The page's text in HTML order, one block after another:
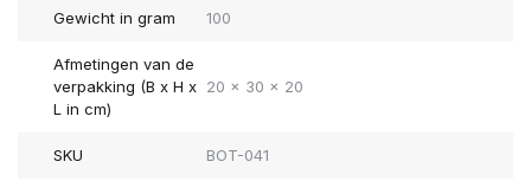
Gewicht in gram 100
Afmetingen van de
verpakking (B x H x
L in cm)
20 x 30 x 20
SKU BOT-041